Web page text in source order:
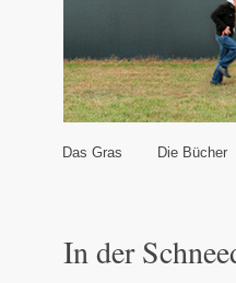
Zum Inhalt wechseln
Zum sekundären
Das Gras Die Bücher
In der